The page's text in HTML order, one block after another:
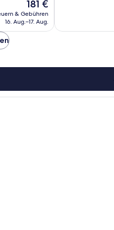
Der
Preis
beträgt
181 €
& Gebühren
16. Aug.–17. Aug.